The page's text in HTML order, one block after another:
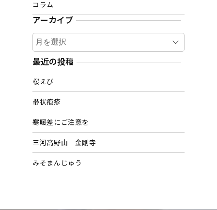
コラム
アーカイブ
ア
ー
カ
ブ
最近の投稿
桜えび
帯状疱疹
寒暖差にご注意を
三河高野山 金剛寺
みそまんじゅう